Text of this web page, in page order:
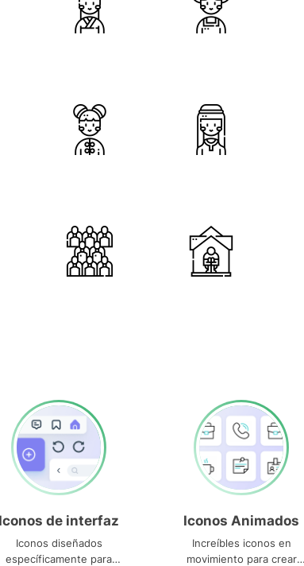
Iconos de interfaz
Iconos diseñados
específicamente para
Iconos Animados
Increíbles iconos en
movimiento para crear